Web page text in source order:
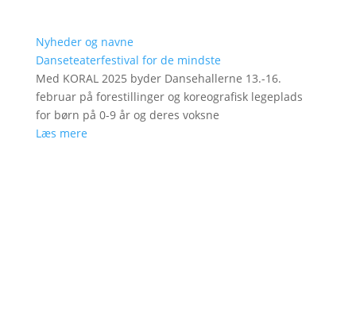
Nyheder og navne
Danseteaterfestival for de mindste
Med KORAL 2025 byder Dansehallerne 13.-16.
februar på forestillinger og koreografisk legeplads
for børn på 0-9 år og deres voksne
Læs mere